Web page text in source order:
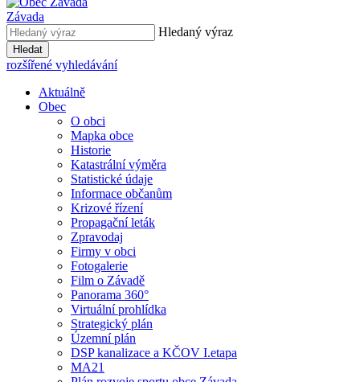
Závada
Hledaný výraz
Hledat
rozšířené vyhledávání
Aktuálně
Obec
O obci
Mapka obce
Historie
Katastrální výměra
Statistické údaje
Informace občanům
Krizové řízení
Propagační leták
Zpravodaj
Firmy v obci
Fotogalerie
Film o Závadě
Panorama 360°
Virtuální prohlídka
Strategický plán
Územní plán
DSP kanalizace a KČOV I.etapa
MA21